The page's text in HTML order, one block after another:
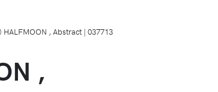
HALFMOON , Abstract | 037713
,